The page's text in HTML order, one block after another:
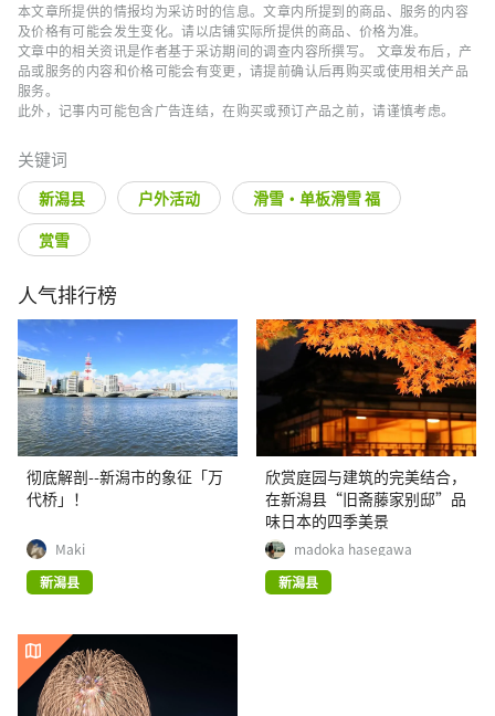
本文章所提供的情报均为采访时的信息。文章内所提到的商品、服务的内容
及价格有可能会发生变化。请以店铺实际所提供的商品、价格为准。
文章中的相关资讯是作者基于采访期间的调查内容所撰写。 文章发布后，产
品或服务的内容和价格可能会有变更，请提前确认后再购买或使用相关产品
服务。
此外，记事内可能包含广告连结，在购买或预订产品之前，请谨慎考虑。
关键词
新潟县 户外活动
滑雪・单板滑雪 福
赏雪
人气排行榜
彻底解剖--新潟市的象征「万
代桥」！
Maki
新潟县
欣赏庭园与建筑的完美结合，
在新潟县“旧斋藤家别邸”品
味日本的四季美景
madoka hasegawa
新潟县